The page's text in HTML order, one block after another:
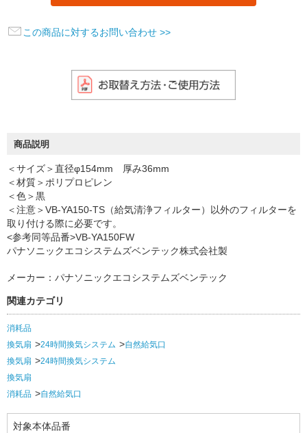
この商品に対するお問い合わせ >>
商品説明
＜サイズ＞直径φ154mm 厚み36mm
＜材質＞ポリプロピレン
＜色＞黒
＜注意＞VB-YA150-TS（給気清浄フィルター）以外のフィルターを
取り付ける際に必要です。
<参考同等品番>VB-YA150FW
パナソニックエコシステムズベンテック株式会社製
メーカー：パナソニックエコシステムズベンテック
関連カテゴリ
消耗品
換気扇
24時間換気システム
自然給気口
換気扇
24時間換気システム
換気扇
消耗品
自然給気口
対象本体品番